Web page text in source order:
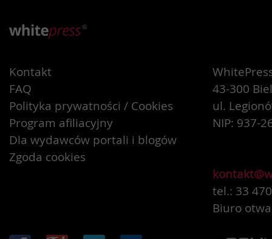
Kontakt
FAQ
Polityka prywatności / Cookies
Program afiliacyjny
Dla wydawców portali i blogów
Zgoda cookies
43-300
ul.
NIP: 937-
tel.: 33
Biuro